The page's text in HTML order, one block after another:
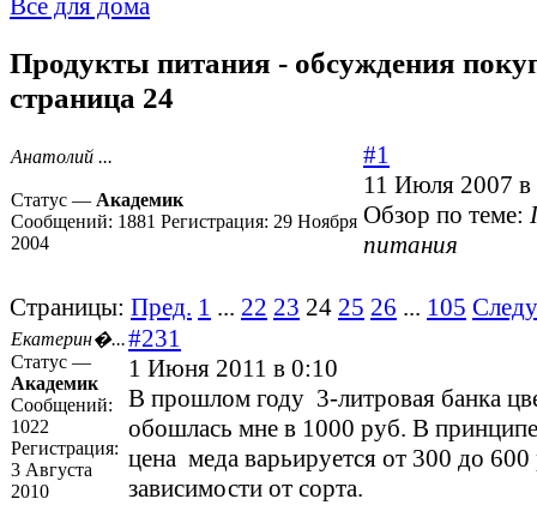
Все для дома
Продукты питания - обсуждения
страница 24
Анатолий ...
Статус — Академик
Сообщений: 1881 Регистрация: 29 Ноября
2004
#1
11 Июля 2007
Обзор по теме:
питания
Страницы: Пред. 1 ... 22 23 24 25 26 ... 105
Екатерин�...
Статус —
Академик
Сообщений:
1022
Регистрация:
3 Августа
2010
#231
1 Июня 2011 в 0:10
В прошлом году 3-литровая банка
обошлась мне в 1000 руб. В принципе
цена меда варьируется от 300 до 600
зависимости от сорта.